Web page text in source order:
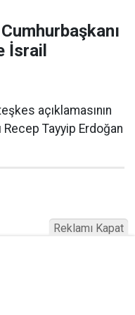
İsrail
açıklamasının
Recep Tayyip Erdoğan
Reklamı Kapat